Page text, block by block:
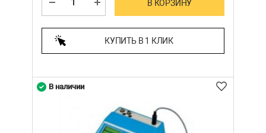
В КОРЗИНУ
КУПИТЬ В 1 КЛИК
В наличии